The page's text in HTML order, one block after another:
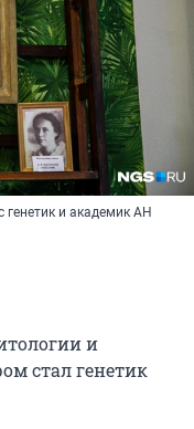
и академик АН
и
стал генетик